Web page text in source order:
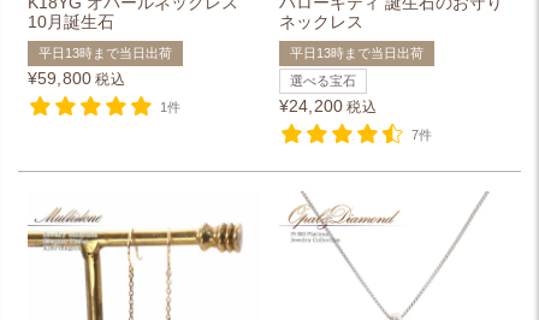
10月誕生石
平日13時まで当日出荷
¥59,800 税込
1件
ネックレス
平日13時まで当日出荷
選べる宝石
¥24,200 税込
7件